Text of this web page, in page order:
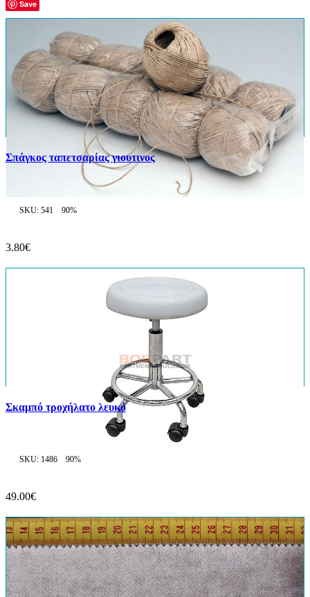
Save
Σπάγκος ταπετσαρίας γιουτινος
SKU: 541 90%
3.80€
Σκαμπό τροχήλατο λευκό
SKU: 1486 90%
49.00€